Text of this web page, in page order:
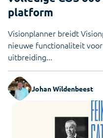
platform
Visionplanner breidt
nieuwe functionaliteit
uitbreiding...
Johan Wildenbeest